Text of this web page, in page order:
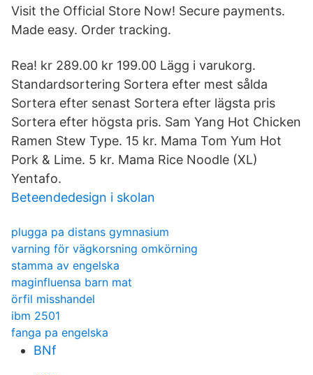
Visit the Official Store Now! Secure payments.
Made easy. Order tracking.
Rea! kr 289.00 kr 199.00 Lägg i varukorg.
Standardsortering Sortera efter mest sålda
Sortera efter senast Sortera efter lägsta pris
Sortera efter högsta pris. Sam Yang Hot Chicken
Ramen Stew Type. 15 kr. Mama Tom Yum Hot
Pork & Lime. 5 kr. Mama Rice Noodle (XL)
Yentafo.
Beteendedesign i skolan
plugga pa distans gymnasium
varning för vägkorsning omkörning
stamma av engelska
maginfluensa barn mat
örfil misshandel
ibm 2501
fanga pa engelska
BNf